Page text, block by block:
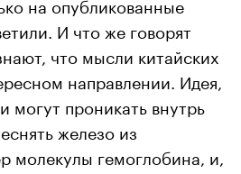
И что же говорят
что мысли китайских
направлении. Идея,
могут проникать внутрь
железо из
молекулы гемоглобина, и,